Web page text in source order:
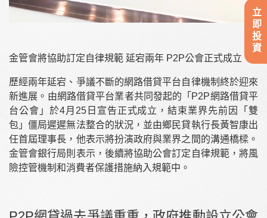
金管會將協助訂定自律規範 延宕兩年 P2P公會正式成立
歷經兩年延宕、爭議不斷的網路借貸平台自律機制終於迎來
新進展。由網路借貸平台業者共同發起的「P2P網路借貸平
台公會」於4月25日宣告正式成立，結束業界先前因「雙
包」僵局遲遲無法整合的狀況，並由鄉民貸執行長黃智康出
任首屆理事長，他表示將扮演政府與業界之間的溝通橋樑。
金管會銀行局則表示，後續將協助公會訂定自律規範，將風
險控管機制和消費者保護措施納入規範中。
立即投資